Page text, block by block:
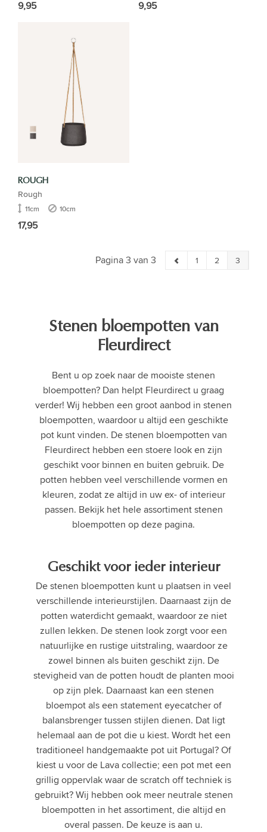
9,95 9,95
ROUGH
Rough
11cm 10cm
17,95
Pagina 3 van 3 1 2 3
Stenen bloempotten van
Fleurdirect
Bent u op zoek naar de mooiste stenen
bloempotten? Dan helpt Fleurdirect u graag
verder! Wij hebben een groot aanbod in stenen
bloempotten, waardoor u altijd een geschikte
pot kunt vinden. De stenen bloempotten van
Fleurdirect hebben een stoere look en zijn
geschikt voor binnen en buiten gebruik. De
potten hebben veel verschillende vormen en
kleuren, zodat ze altijd in uw ex- of interieur
passen. Bekijk het hele assortiment stenen
bloempotten op deze pagina.
Geschikt voor ieder interieur
De stenen bloempotten kunt u plaatsen in veel
verschillende interieurstijlen. Daarnaast zijn de
potten waterdicht gemaakt, waardoor ze niet
zullen lekken. De stenen look zorgt voor een
natuurlijke en rustige uitstraling, waardoor ze
zowel binnen als buiten geschikt zijn. De
stevigheid van de potten houdt de planten mooi
op zijn plek. Daarnaast kan een stenen
bloempot als een statement eyecatcher of
balansbrenger tussen stijlen dienen. Dat ligt
helemaal aan de pot die u kiest. Wordt het een
traditioneel handgemaakte pot uit Portugal? Of
kiest u voor de Lava collectie; een pot met een
grillig oppervlak waar de scratch off techniek is
gebruikt? Wij hebben ook meer neutrale stenen
bloempotten in het assortiment, die altijd en
overal passen. De keuze is aan u.